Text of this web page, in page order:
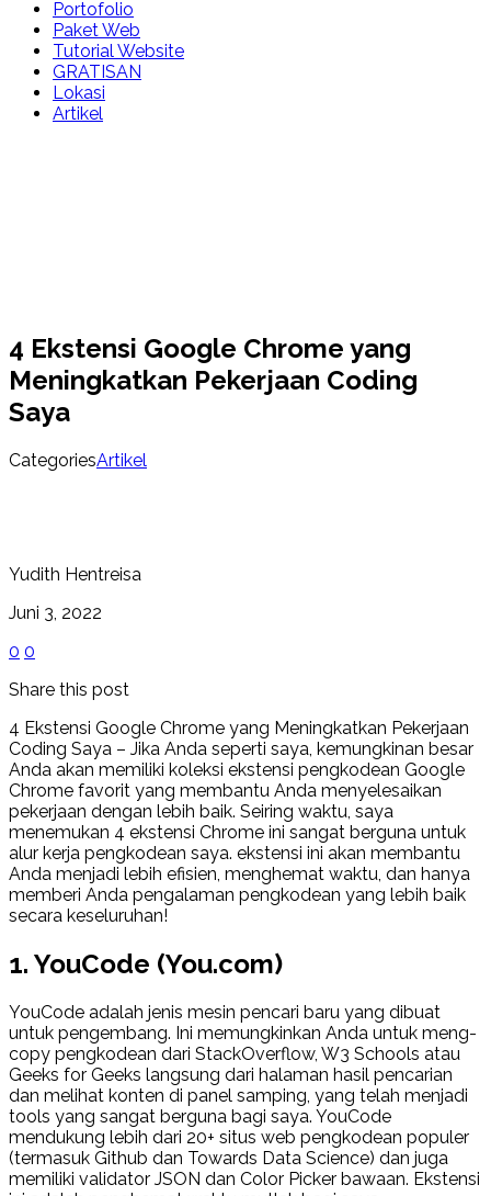
Portofolio
Paket Web
Tutorial Website
GRATISAN
Lokasi
Artikel
4 Ekstensi Google Chrome yang
Meningkatkan Pekerjaan Coding
Saya
CategoriesArtikel
Yudith Hentreisa
Juni 3, 2022
0 0
Share this post
4 Ekstensi Google Chrome yang Meningkatkan Pekerjaan
Coding Saya – Jika Anda seperti saya, kemungkinan besar
Anda akan memiliki koleksi ekstensi pengkodean Google
Chrome favorit yang membantu Anda menyelesaikan
pekerjaan dengan lebih baik. Seiring waktu, saya
menemukan 4 ekstensi Chrome ini sangat berguna untuk
alur kerja pengkodean saya. ekstensi ini akan membantu
Anda menjadi lebih efisien, menghemat waktu, dan hanya
memberi Anda pengalaman pengkodean yang lebih baik
secara keseluruhan!
1. YouCode (You.com)
YouCode adalah jenis mesin pencari baru yang dibuat
untuk pengembang. Ini memungkinkan Anda untuk meng-
copy pengkodean dari StackOverflow, W3 Schools atau
Geeks for Geeks langsung dari halaman hasil pencarian
dan melihat konten di panel samping, yang telah menjadi
tools yang sangat berguna bagi saya. YouCode
mendukung lebih dari 20+ situs web pengkodean populer
(termasuk Github dan Towards Data Science) dan juga
memiliki validator JSON dan Color Picker bawaan. Ekstensi